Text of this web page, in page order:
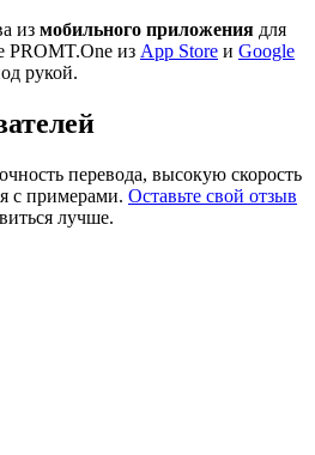
из мобильного приложения для
PROMT.One из App Store и Google
рукой.
перевода, высокую скорость
с примерами. Оставьте свой отзыв
лучше.